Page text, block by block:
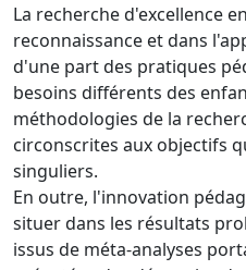
La recherche d'excellence
reconnaissance et dans
d'une part des pratiques
besoins différents des
méthodologies de la
circonscrites aux objectifs
singuliers.
En outre, l'innovation
situer dans les résultats
issus de méta-analyses